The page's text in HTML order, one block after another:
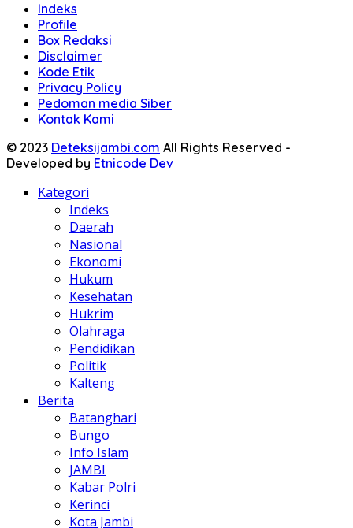
Indeks
Profile
Box Redaksi
Disclaimer
Kode Etik
Privacy Policy
Pedoman media Siber
Kontak Kami
© 2023 Deteksijambi.com All Rights Reserved -
Developed by Etnicode Dev
Kategori
Indeks
Daerah
Nasional
Ekonomi
Hukum
Kesehatan
Hukrim
Olahraga
Pendidikan
Politik
Kalteng
Berita
Batanghari
Bungo
Info Islam
JAMBI
Kabar Polri
Kerinci
Kota Jambi